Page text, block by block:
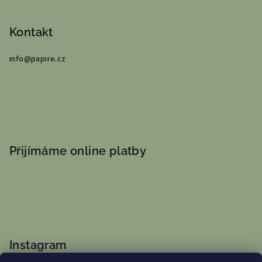
Kontakt
info@papire.cz
Přijímáme online platby
Instagram